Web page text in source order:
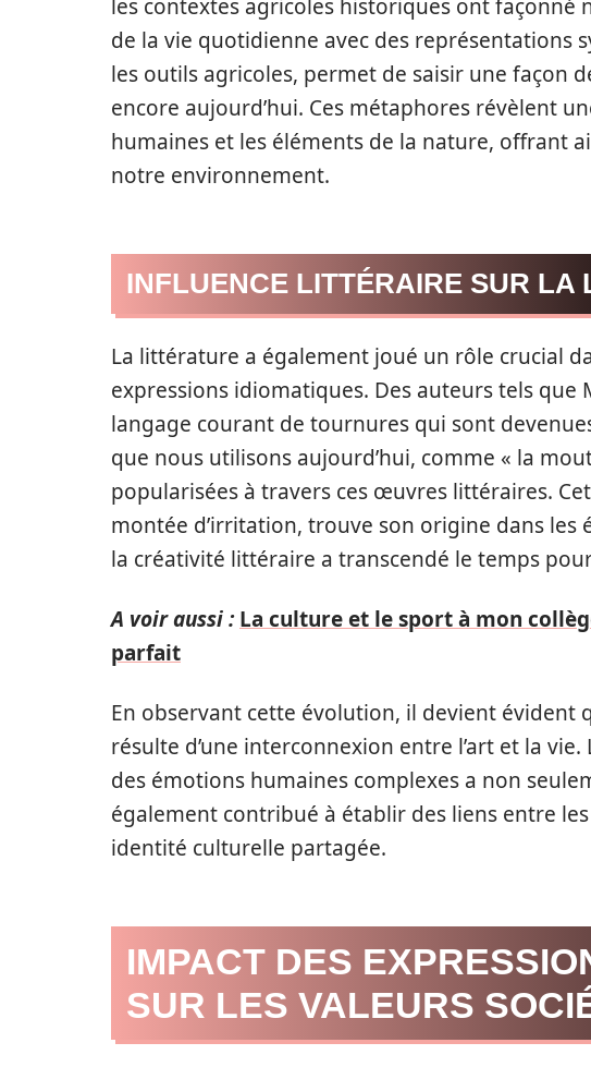
les contextes agricoles historiques ont façonné
de la vie quotidienne avec des représentations
les outils agricoles, permet de saisir une façon
encore aujourd’hui. Ces métaphores révèlent
humaines et les éléments de la nature, offrant
notre environnement.
INFLUENCE LITTÉRAIRE SUR LA
La littérature a également joué un rôle crucial
expressions idiomatiques. Des auteurs tels que
langage courant de tournures qui sont
que nous utilisons aujourd’hui, comme « la
popularisées à travers ces œuvres littéraires.
montée d’irritation, trouve son origine dans
la créativité littéraire a transcendé le temps
A voir aussi : La culture et le sport à mon
parfait
En observant cette évolution, il devient évident
résulte d’une interconnexion entre l’art et la
des émotions humaines complexes a non
également contribué à établir des liens entre
identité culturelle partagée.
IMPACT DES
SUR LES VALEURS